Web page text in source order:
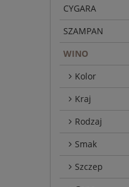
CYGARA
SZAMPAN
WINO
Kolor
Kraj
Rodzaj
Smak
Szczep